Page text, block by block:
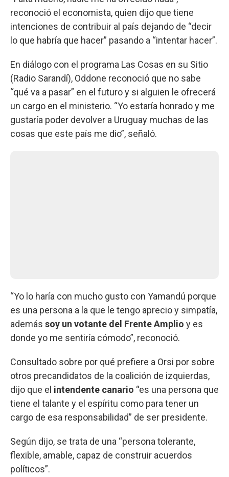
reconoció el economista, quien dijo que tiene
intenciones de contribuir al país dejando de “decir
lo que habría que hacer” pasando a “intentar hacer”.
En diálogo con el programa Las Cosas en su Sitio
(Radio Sarandí), Oddone reconoció que no sabe
“qué va a pasar” en el futuro y si alguien le ofrecerá
un cargo en el ministerio. “Yo estaría honrado y me
gustaría poder devolver a Uruguay muchas de las
cosas que este país me dio”, señaló.
“Yo lo haría con mucho gusto con Yamandú porque
es una persona a la que le tengo aprecio y simpatía,
además soy un votante del Frente Amplio y es
donde yo me sentiría cómodo”, reconoció.
Consultado sobre por qué prefiere a Orsi por sobre
otros precandidatos de la coalición de izquierdas,
dijo que el intendente canario “es una persona que
tiene el talante y el espíritu como para tener un
cargo de esa responsabilidad” de ser presidente.
Según dijo, se trata de una “persona tolerante,
flexible, amable, capaz de construir acuerdos
políticos”.